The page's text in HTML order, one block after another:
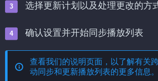
选择更新计划以及处理更改的方
确认设置并开始同步播放列表
查看我们的说明页面，以了解有关
动同步和更新播放列表的更多信息。